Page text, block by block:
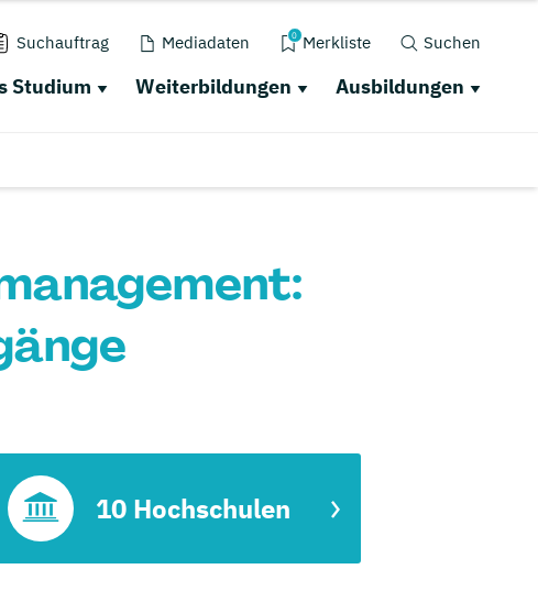
Suchauftrag Mediadaten 0 Merkliste Suchen
Studium Weiterbildungen Ausbildungen
10 Hochschulen